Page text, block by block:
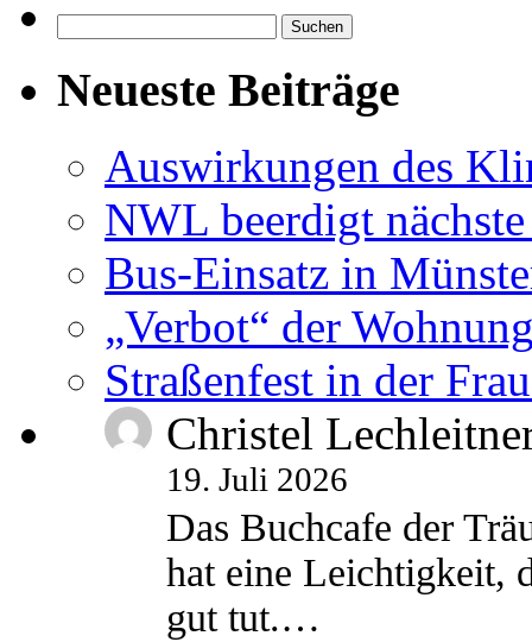
nach:
Neueste Beiträge
Auswirkungen des
NWL beerdigt
Bus-Einsatz in
„Verbot“ der
Straßenfest in der
Christel
19. Juli 2026
Das Buchcafe der
hat eine Leichtigkeit,
gut tut.…